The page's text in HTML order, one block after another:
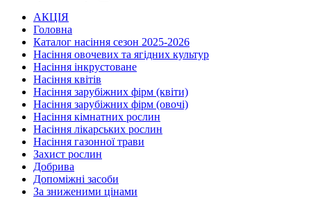
АКЦІЯ
Головна
Каталог насіння сезон 2025-2026
Насіння овочевих та ягідних культур
Насіння інкрустоване
Насіння квітів
Насіння зарубіжних фірм (квіти)
Насіння зарубіжних фірм (овочі)
Насіння кімнатних рослин
Насіння лікарських рослин
Насіння газонної трави
Захист рослин
Добрива
Допоміжні засоби
За зниженими цінами